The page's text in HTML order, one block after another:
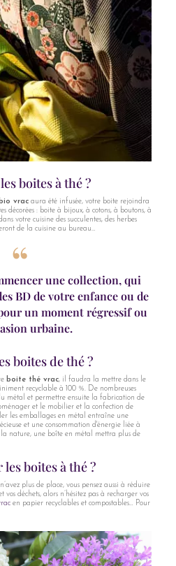
boites à thé ?
vrac aura été infusée, votre boite rejoindra
décorées : boite à bijoux, à cotons, à boutons, à
votre cuisine des succulentes, des herbes
de la cuisine au bureau…
une collection, qui
BD de votre enfance ou de
un moment régressif ou
urbaine.
boites de thé ?
boite thé vrac, il faudra la mettre dans le
recyclable à 100 %. De nombreuses
métal et permettre ensuite la fabrication de
et le mobilier et la confection de
les emballages en métal entraîne une
et une consommation d'énergie liée à
nature, une boîte en métal mettra plus de
boites à thé ?
plus de place, vous pensez aussi à réduire
déchets, alors n’hésitez pas à recharger vos
en papier recyclables et compostables… Pour